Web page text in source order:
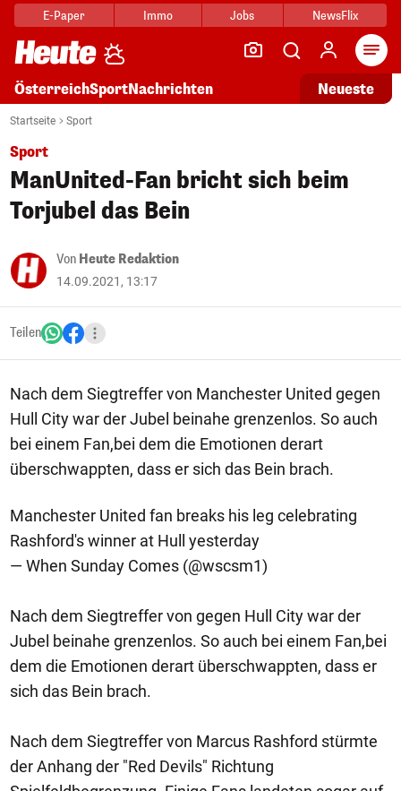
E-Paper Immo Jobs NewsFlix
ÖsterreichSportNachrichten Neueste
Startseite Sport
Sport
ManUnited-Fan bricht sich beim
Torjubel das Bein
Von Heute Redaktion
14.09.2021, 13:17
Teilen
Nach dem Siegtreffer von Manchester United gegen
Hull City war der Jubel beinahe grenzenlos. So auch
bei einem Fan,bei dem die Emotionen derart
überschwappten, dass er sich das Bein brach.
Manchester United fan breaks his leg celebrating
Rashford's winner at Hull yesterday
— When Sunday Comes (@wscsm1)
Nach dem Siegtreffer von gegen Hull City war der
Jubel beinahe grenzenlos. So auch bei einem Fan,bei
dem die Emotionen derart überschwappten, dass er
sich das Bein brach.
Nach dem Siegtreffer von Marcus Rashford stürmte
der Anhang der "Red Devils" Richtung